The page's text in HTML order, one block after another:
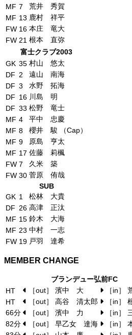
MF 7
荒井 秀賀
MF 13 鹿村 祥平
FW 16 本庄 竜大
FW 21 根本 直弥
富士クラブ2003
GK 35 村山 悠太
DF 2
遠山 南海
DF 3
水野 拓海
DF 16 川島 明
DF 33 松野 竜士
MF 4
平中 忠慶
MF 8
櫻井 駿 （Cap）
MF 9
原島 亨太
MF 17 佐藤 莉楓
FW 7
久米 築
FW 30 菅原 侑哉
SUB
GK 1
松林 大貴
DF 26 高津 正汰
MF 15 鈴木 大海
MF 23 中村 一志
FW 19 戸羽 達希
MEMBER CHANGE
ブランデュー弘前FC
HT
［out］ 濱中 大
［in］
HT
［out］ 高谷 清太郎
［in］
66分
［out］ 濱中 力
［in］
82分
［out］ 早乙女 達海
［in］